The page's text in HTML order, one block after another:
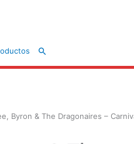
Buscar
Byron & The Dragonaires –